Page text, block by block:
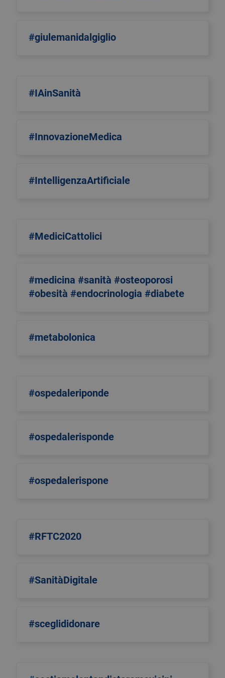
#giulemanidalgiglio
#IAinSanità
#InnovazioneMedica
#IntelligenzaArtificiale
#MediciCattolici
#medicina #sanità #osteoporosi
#obesità #endocrinologia #diabete
#metabolonica
#ospedaleriponde
#ospedalerisponde
#ospedalerispone
#RFTC2020
#SanitàDigitale
#sceglididonare